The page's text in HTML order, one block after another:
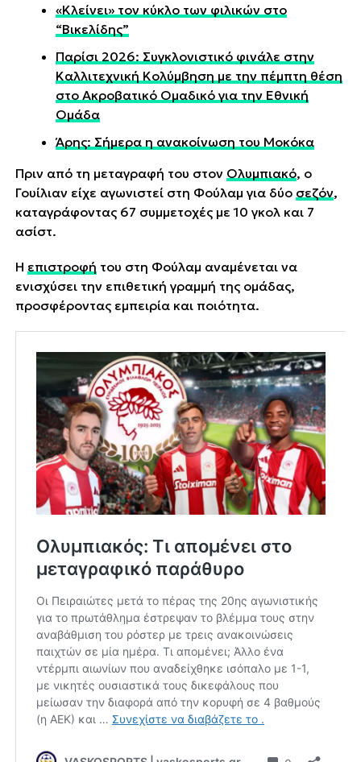
«Κλείνει» τον κύκλο των φιλικών στο
“Βικελίδης”
Παρίσι 2026: Συγκλονιστικό φινάλε στην
Καλλιτεχνική Κολύμβηση με την πέμπτη θέση
στο Ακροβατικό Ομαδικό για την Εθνική
Ομάδα
Άρης: Σήμερα η ανακοίνωση του Μοκόκα
Πριν από τη μεταγραφή του στον Ολυμπιακό, ο
Γουίλιαν είχε αγωνιστεί στη Φούλαμ για δύο σεζόν,
καταγράφοντας 67 συμμετοχές με 10 γκολ και 7
ασίστ.
Η επιστροφή του στη Φούλαμ αναμένεται να
ενισχύσει την επιθετική γραμμή της ομάδας,
προσφέροντας εμπειρία και ποιότητα.